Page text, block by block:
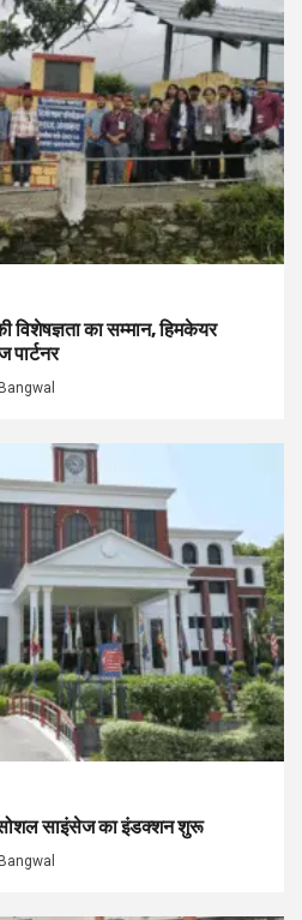
विशेषज्ञता का सम्मान, हिमकेयर
पार्टनर
सोशल साइंसेज का इंडक्शन शुरू